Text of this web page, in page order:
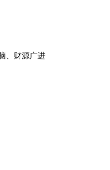
、财源广进